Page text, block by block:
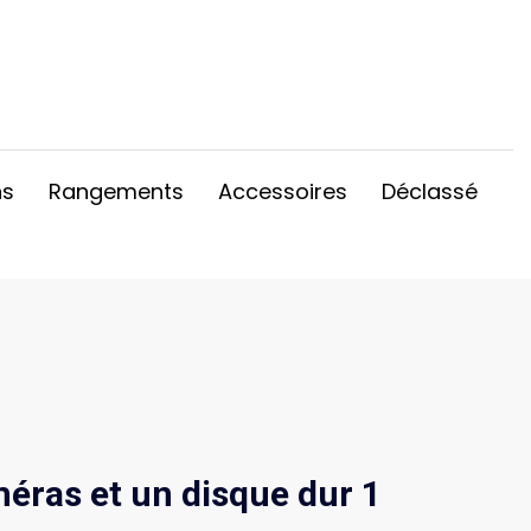
Rangements Accessoires Déclassé
et un disque dur 1